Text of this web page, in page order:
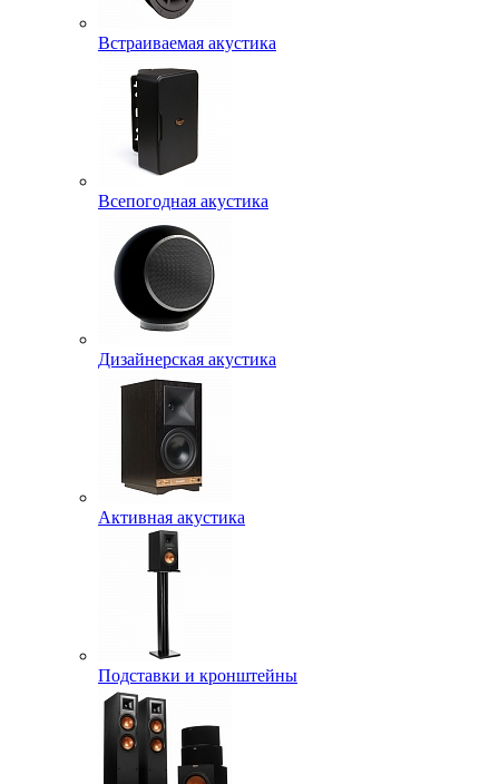
Встраиваемая акустика
Всепогодная акустика
Дизайнерская акустика
Активная акустика
Подставки и кронштейны